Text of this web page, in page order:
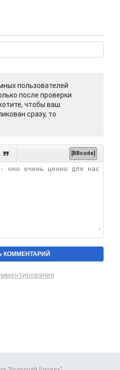
пользователей
после проверки
чтобы ваш
сразу, то
 [BBcode]